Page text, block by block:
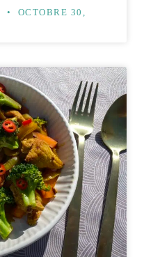
OCTOBRE 30,